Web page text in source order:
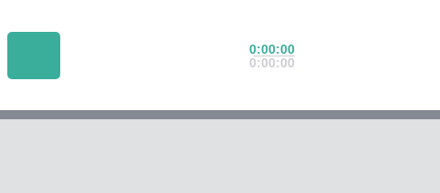
0:00:00
0:00:00